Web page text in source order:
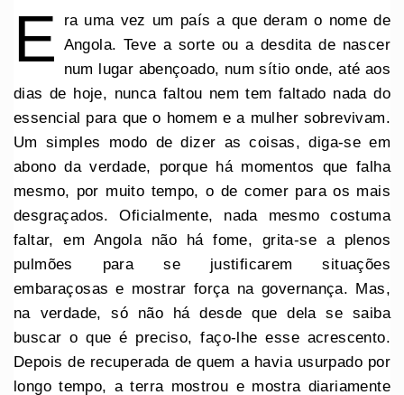
E
ra uma vez um país a que deram o nome de
Angola. Teve a sorte ou a desdita de nascer
num lugar abençoado, num sítio onde, até aos
dias de hoje, nunca faltou nem tem faltado nada do
essencial para que o homem e a mulher sobrevivam.
Um simples modo de dizer as coisas, diga-se em
abono da verdade, porque há momentos que falha
mesmo, por muito tempo, o de comer para os mais
desgraçados. Oficialmente, nada mesmo costuma
faltar, em Angola não há fome, grita-se a plenos
pulmões para se justificarem situações
embaraçosas e mostrar força na governança. Mas,
na verdade, só não há desde que dela se saiba
buscar o que é preciso, faço-lhe esse acrescento.
Depois de recuperada de quem a havia usurpado por
longo tempo, a terra mostrou e mostra diariamente